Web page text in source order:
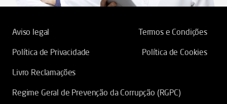
Aviso legal
Termos e Condições
Política de Privacidade
Política de Cookies
Livro Reclamações
Regime Geral de Prevenção da Corrupção (RGPC)